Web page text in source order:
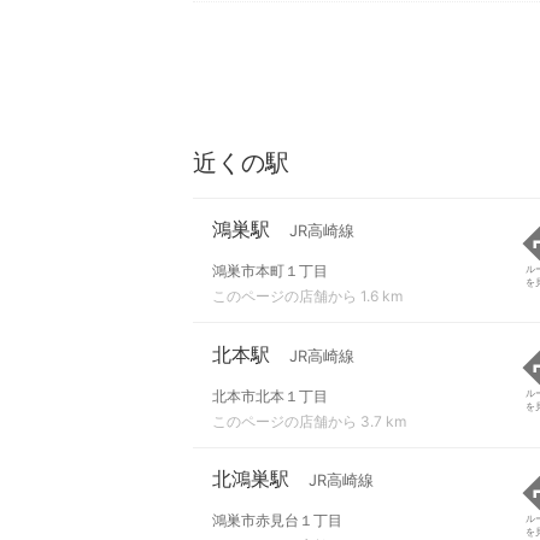
近くの駅
鴻巣駅 JR高崎線
鴻巣市本町１丁目
このページの店舗から 1.6 km
ル
を
北本駅 JR高崎線
北本市北本１丁目
このページの店舗から 3.7 km
ル
を
北鴻巣駅 JR高崎線
鴻巣市赤見台１丁目
ル
を